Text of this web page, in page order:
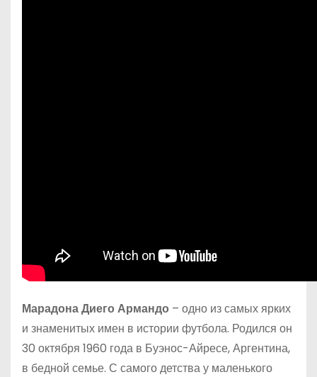
Марадона Диего Армандо – одно из самых ярких
и знаменитых имен в истории футбола. Родился он
30 октября 1960 года в Буэнос-Айресе, Аргентина,
в бедной семье. С самого детства у маленького